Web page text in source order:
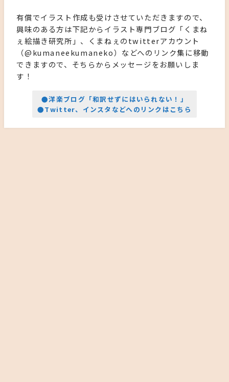
有償でイラスト作成も受けさせていただきますので、
興味のある方は下記からイラスト専門ブログ「くまね
ぇ絵描き研究所」、くまねぇのtwitterアカウント
（@kumaneekumaneko）などへのリンク集に移動
できますので、そちらからメッセージをお願いしま
す！
●洋楽ブログ「和訳せずにはいられない！」
●Twitter、インスタなどへのリンクはこちら